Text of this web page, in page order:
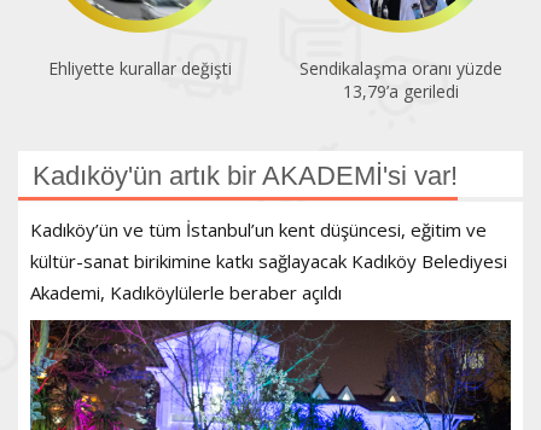
Ehliyette kurallar değişti
Sendikalaşma oranı yüzde
13,79’a geriledi
Kadıköy'ün artık bir AKADEMİ'si var!
Kadıköy’ün ve tüm İstanbul’un kent düşüncesi, eğitim ve
kültür-sanat birikimine katkı sağlayacak Kadıköy Belediyesi
Akademi, Kadıköylülerle beraber açıldı